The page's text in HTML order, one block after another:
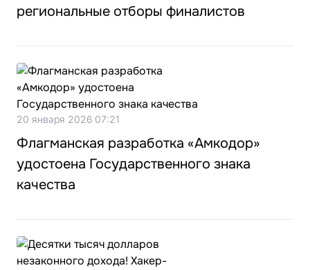
региональные отборы финалистов
20 января 2026 07:21
Флагманская разработка «Амкодор»
удостоена Государственного знака
качества